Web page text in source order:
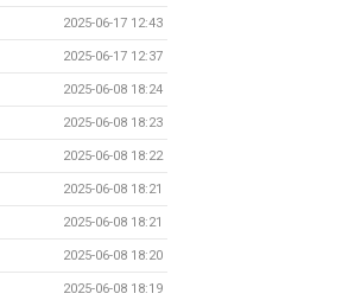
2025-06-17 12:43
2025-06-17 12:37
2025-06-08 18:24
2025-06-08 18:23
2025-06-08 18:22
2025-06-08 18:21
2025-06-08 18:21
2025-06-08 18:20
2025-06-08 18:19